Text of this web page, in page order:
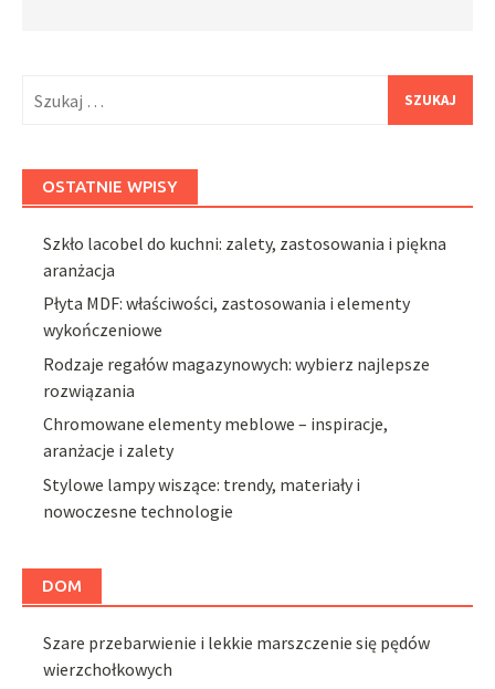
OSTATNIE WPISY
Szkło lacobel do kuchni: zalety, zastosowania i piękna
aranżacja
Płyta MDF: właściwości, zastosowania i elementy
wykończeniowe
Rodzaje regałów magazynowych: wybierz najlepsze
rozwiązania
Chromowane elementy meblowe – inspiracje,
aranżacje i zalety
Stylowe lampy wiszące: trendy, materiały i
nowoczesne technologie
DOM
Szare przebarwienie i lekkie marszczenie się pędów
wierzchołkowych